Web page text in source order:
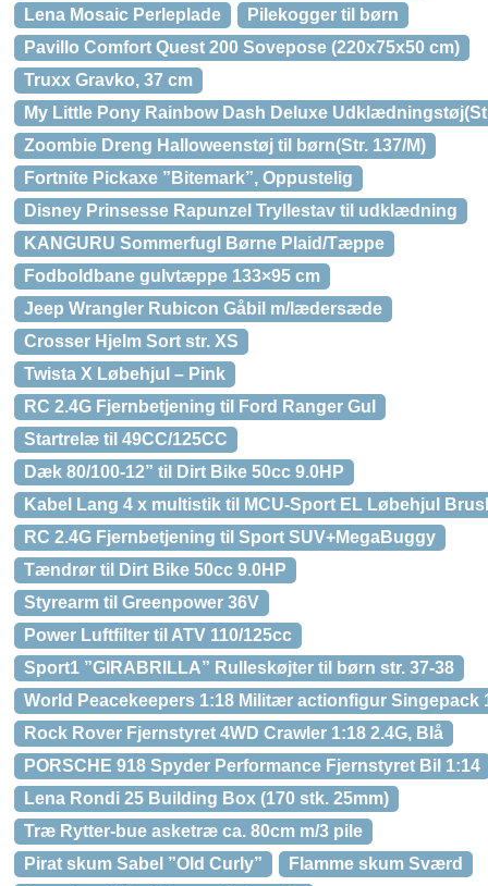
Lena Mosaic Perleplade
Pilekogger til børn
Pavillo Comfort Quest 200 Sovepose (220x75x50 cm)
Truxx Gravko, 37 cm
My Little Pony Rainbow Dash Deluxe
Zoombie Dreng Halloweenstøj til børn(Str. 137/M)
Fortnite Pickaxe ”Bitemark”, Oppustelig
Disney Prinsesse Rapunzel Tryllestav til udklædning
KANGURU Sommerfugl Børne Plaid/Tæppe
Fodboldbane gulvtæppe 133×95 cm
Jeep Wrangler Rubicon Gåbil m/lædersæde
Crosser Hjelm Sort str. XS
Twista X Løbehjul – Pink
RC 2.4G Fjernbetjening til Ford Ranger Gul
Startrelæ til 49CC/125CC
Dæk 80/100-12” til Dirt Bike 50cc 9.0HP
Kabel Lang 4 x multistik til MCU-Sport EL Løbehjul
RC 2.4G Fjernbetjening til Sport SUV+MegaBuggy
Tændrør til Dirt Bike 50cc 9.0HP
Styrearm til Greenpower 36V
Power Luftfilter til ATV 110/125cc
Sport1 ”GIRABRILLA” Rulleskøjter til børn str. 37-38
World Peacekeepers 1:18 Militær actionfigur Singepack
Rock Rover Fjernstyret 4WD Crawler 1:18 2.4G, Blå
PORSCHE 918 Spyder Performance Fjernstyret Bil 1:14
Lena Rondi 25 Building Box (170 stk. 25mm)
Træ Rytter-bue asketræ ca. 80cm m/3 pile
Pirat skum Sabel ”Old Curly”
Flamme skum Sværd